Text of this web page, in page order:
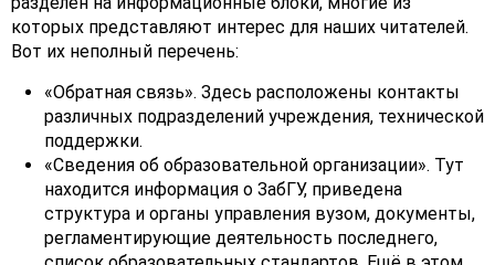
которых представляют интерес для наших читателей.
Вот их неполный перечень:
«Обратная связь». Здесь расположены контакты
различных подразделений учреждения, технической
поддержки.
«Сведения об образовательной организации». Тут
находится информация о ЗабГУ, приведена
структура и органы управления вузом, документы,
регламентирующие деятельность последнего,